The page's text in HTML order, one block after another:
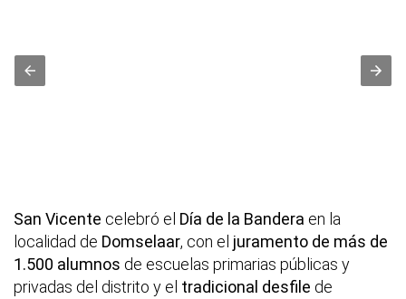
San Vicente celebró el Día de la Bandera en la
localidad de Domselaar, con el juramento de más de
1.500 alumnos de escuelas primarias públicas y
privadas del distrito y el tradicional desfile de